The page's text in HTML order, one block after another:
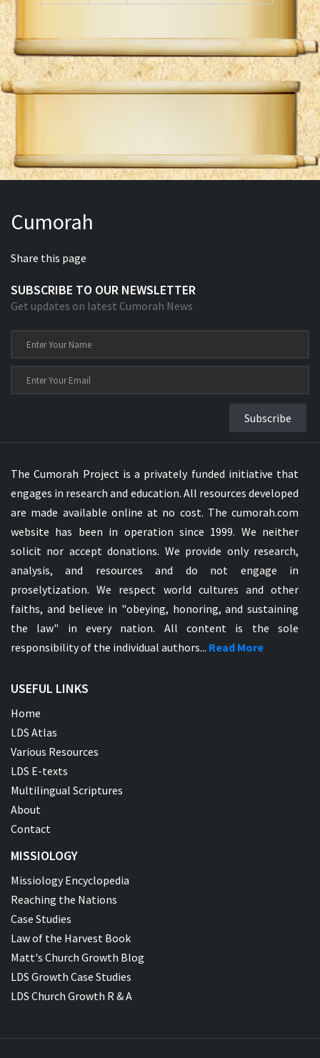
Cumorah
Share this page
SUBSCRIBE TO OUR NEWSLETTER
Get updates on latest Cumorah News
Subscribe
The Cumorah Project is a privately funded initiative that
engages in research and education. All resources developed
are made available online at no cost. The cumorah.com
website has been in operation since 1999. We neither
solicit nor accept donations. We provide only research,
analysis, and resources and do not engage in
proselytization. We respect world cultures and other
faiths, and believe in "obeying, honoring, and sustaining
the law" in every nation. All content is the sole
responsibility of the individual authors... Read More
USEFUL LINKS
Home
LDS Atlas
Various Resources
LDS E-texts
Multilingual Scriptures
About
Contact
MISSIOLOGY
Missiology Encyclopedia
Reaching the Nations
Case Studies
Law of the Harvest Book
Matt's Church Growth Blog
LDS Growth Case Studies
LDS Church Growth R & A